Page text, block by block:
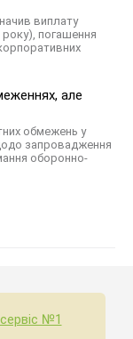
виплату
року), погашення
але
обмежень у
запровадження
оборонно-